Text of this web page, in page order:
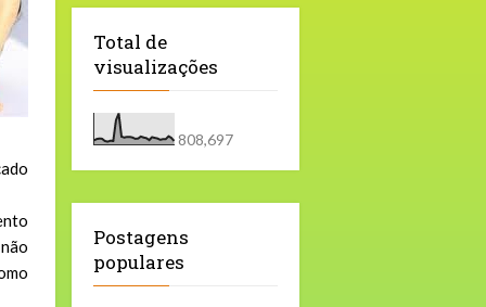
Total de
visualizações
808,697
Postagens
populares